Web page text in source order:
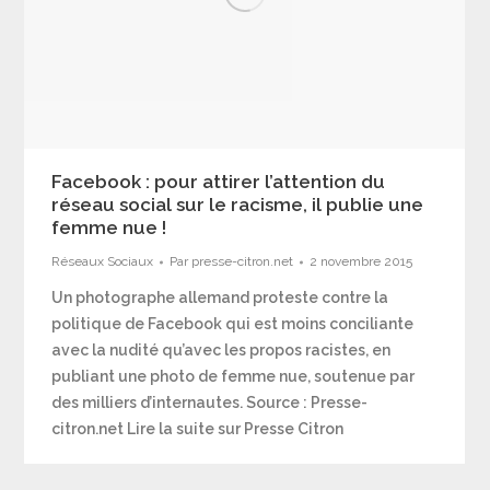
Facebook : pour attirer l’attention du
réseau social sur le racisme, il publie une
femme nue !
Réseaux Sociaux Par presse-citron.net 2 novembre 2015
Un photographe allemand proteste contre la
politique de Facebook qui est moins conciliante
avec la nudité qu’avec les propos racistes, en
publiant une photo de femme nue, soutenue par
des milliers d’internautes. Source : Presse-
citron.net Lire la suite sur Presse Citron